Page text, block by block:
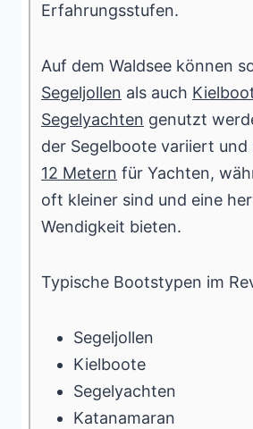
Erfahrungsstufen.
Auf dem Waldsee können
Segeljollen als auch
Segelyachten genutzt
der Segelboote variiert und
12 Metern für Yachten,
oft kleiner sind und eine
Wendigkeit bieten.
Typische Bootstypen im
Segeljollen
Kielboote
Segelyachten
Katanamaran